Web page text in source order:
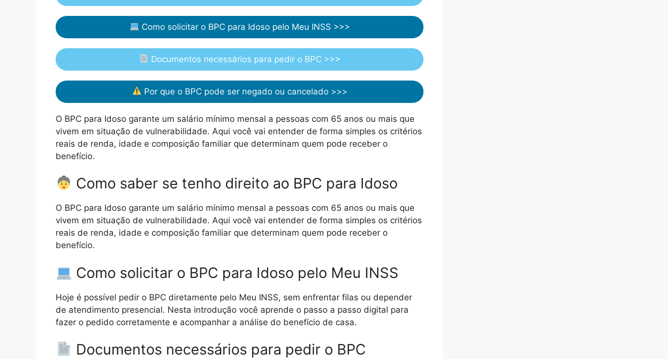
Como solicitar o BPC para Idoso pelo Meu INSS >>>
Documentos necessários para pedir o BPC >>>
Por que o BPC pode ser negado ou cancelado >>>
O BPC para Idoso garante um salário mínimo mensal a pessoas com 65 anos ou mais que
vivem em situação de vulnerabilidade. Aqui você vai entender de forma simples os critérios
reais de renda, idade e composição familiar que determinam quem pode receber o
benefício.
Como saber se tenho direito ao BPC para Idoso
O BPC para Idoso garante um salário mínimo mensal a pessoas com 65 anos ou mais que
vivem em situação de vulnerabilidade. Aqui você vai entender de forma simples os critérios
reais de renda, idade e composição familiar que determinam quem pode receber o
benefício.
Como solicitar o BPC para Idoso pelo Meu INSS
Hoje é possível pedir o BPC diretamente pelo Meu INSS, sem enfrentar filas ou depender
de atendimento presencial. Nesta introdução você aprende o passo a passo digital para
fazer o pedido corretamente e acompanhar a análise do benefício de casa.
Documentos necessários para pedir o BPC